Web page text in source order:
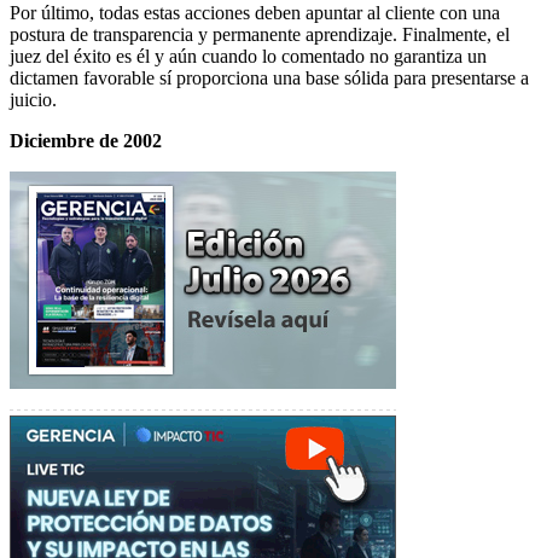
Por último, todas estas acciones deben apuntar al cliente con una
postura de transparencia y permanente aprendizaje. Finalmente, el
juez del éxito es él y aún cuando lo comentado no garantiza un
dictamen favorable sí proporciona una base sólida para presentarse a
juicio.
Diciembre de 2002